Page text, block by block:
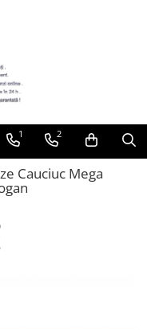
1 2
Cauciuc Mega